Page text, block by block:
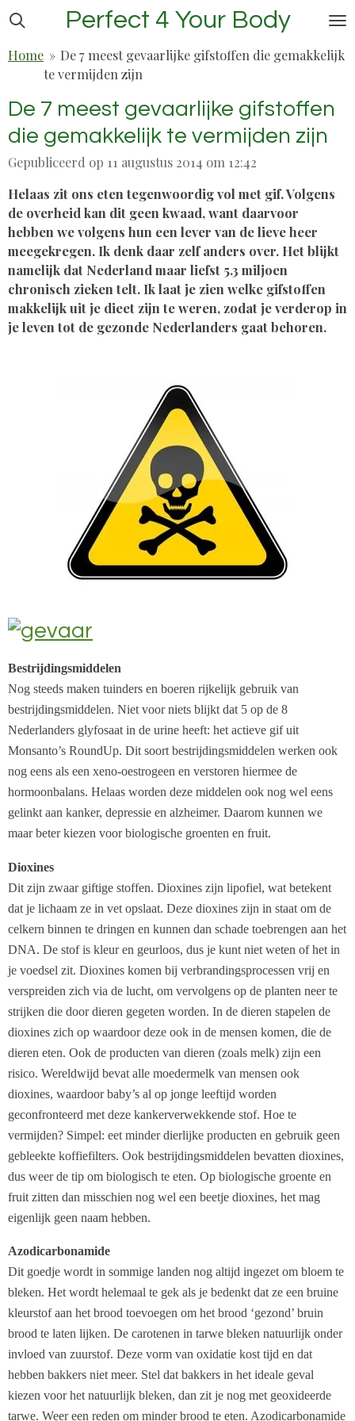
Ga
naar
Perfect 4 Your Body
Home » De 7 meest gevaarlijke gifstoffen die gemakkelijk
te vermijden zijn
De 7 meest gevaarlijke gifstoffen
die gemakkelijk te vermijden zijn
Gepubliceerd op 11 augustus 2014 om 12:42
Helaas zit ons eten tegenwoordig vol met gif. Volgens
de overheid kan dit geen kwaad, want daarvoor
hebben we volgens hun een lever van de lieve heer
meegekregen. Ik denk daar zelf anders over. Het blijkt
namelijk dat Nederland maar liefst 5.3 miljoen
chronisch zieken telt. Ik laat je zien welke gifstoffen
makkelijk uit je dieet zijn te weren, zodat je verderop in
je leven tot de gezonde Nederlanders gaat behoren.
Bestrijdingsmiddelen
Nog steeds maken tuinders en boeren rijkelijk gebruik van
bestrijdingsmiddelen. Niet voor niets blijkt dat 5 op de 8
Nederlanders glyfosaat in de urine heeft: het actieve gif uit
Monsanto’s RoundUp. Dit soort bestrijdingsmiddelen werken ook
nog eens als een xeno-oestrogeen en verstoren hiermee de
hormoonbalans. Helaas worden deze middelen ook nog wel eens
gelinkt aan kanker, depressie en alzheimer. Daarom kunnen we
maar beter kiezen voor biologische groenten en fruit.
Dioxines
Dit zijn zwaar giftige stoffen. Dioxines zijn lipofiel, wat betekent
dat je lichaam ze in vet opslaat. Deze dioxines zijn in staat om de
celkern binnen te dringen en kunnen dan schade toebrengen aan het
DNA. De stof is kleur en geurloos, dus je kunt niet weten of het in
je voedsel zit. Dioxines komen bij verbrandingsprocessen vrij en
verspreiden zich via de lucht, om vervolgens op de planten neer te
strijken die door dieren gegeten worden. In de dieren stapelen de
dioxines zich op waardoor deze ook in de mensen komen, die de
dieren eten. Ook de producten van dieren (zoals melk) zijn een
risico. Wereldwijd bevat alle moedermelk van mensen ook
dioxines, waardoor baby’s al op jonge leeftijd worden
geconfronteerd met deze kankerverwekkende stof. Hoe te
vermijden? Simpel: eet minder dierlijke producten en gebruik geen
gebleekte koffiefilters. Ook bestrijdingsmiddelen bevatten dioxines,
dus weer de tip om biologisch te eten. Op biologische groente en
fruit zitten dan misschien nog wel een beetje dioxines, het mag
eigenlijk geen naam hebben.
Azodicarbonamide
Dit goedje wordt in sommige landen nog altijd ingezet om bloem te
bleken. Het wordt helemaal te gek als je bedenkt dat ze een bruine
kleurstof aan het brood toevoegen om het brood ‘gezond’ bruin
brood te laten lijken. De carotenen in tarwe bleken natuurlijk onder
invloed van zuurstof. Deze vorm van oxidatie kost tijd en dat
hebben bakkers niet meer. Stel dat bakkers in het ideale geval
kiezen voor het natuurlijk bleken, dan zit je nog met geoxideerde
tarwe. Weer een reden om minder brood te eten. Azodicarbonamide